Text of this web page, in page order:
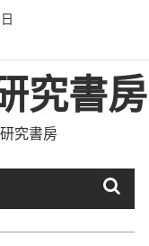
究書房
究書房